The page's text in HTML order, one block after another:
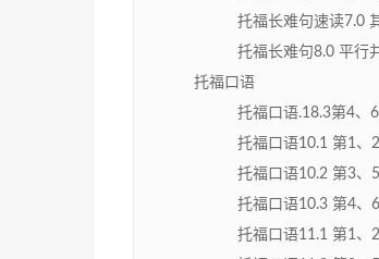
托福长难句速读7.0
托福长难句8.0 平行
托福口语
托福口语.18.3第4、
托福口语10.1 第1、
托福口语10.2 第3、
托福口语10.3 第4、
托福口语11.1 第1、